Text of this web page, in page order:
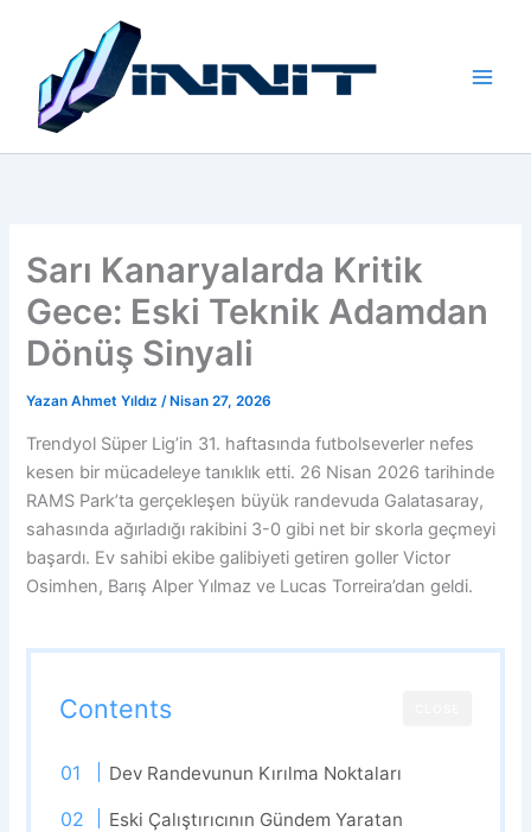
Sarı Kanaryalarda Kritik
Gece: Eski Teknik Adamdan
Dönüş Sinyali
Yazan Ahmet Yıldız/ Nisan 27, 2026
Trendyol Süper Lig’in 31. haftasında futbolseverler nefes
kesen bir mücadeleye tanıklık etti. 26 Nisan 2026 tarihinde
RAMS Park’ta gerçekleşen büyük randevuda Galatasaray,
sahasında ağırladığı rakibini 3-0 gibi net bir skorla geçmeyi
başardı. Ev sahibi ekibe galibiyeti getiren goller Victor
Osimhen, Barış Alper Yılmaz ve Lucas Torreira’dan geldi.
Contents
Dev Randevunun Kırılma Noktaları
Eski Çalıştırıcının Gündem Yaratan